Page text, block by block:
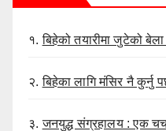
१.बिहेको तयारीमा जुटेको
२.बिहेका लागि मंसिर नै कुर्नु
३.जनयुद्ध संग्रहालय : एक